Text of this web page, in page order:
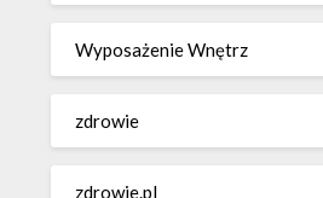
Wyposażenie Wnętrz
zdrowie
zdrowie.pl